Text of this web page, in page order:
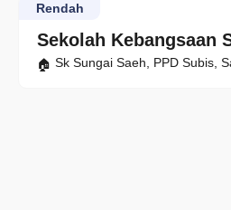
Sekolah Kebangsaan
Rendah
Sk Sungai Saeh, PPD Subis,